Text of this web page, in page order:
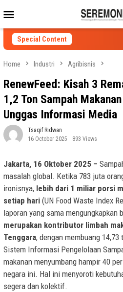
to
contentMenu
Special Content
Home Industri Agribisnis
RenewFeed: Kisah 3
1,2 Ton Sampah
Unggas Informasi Media
Tsaqif Ridwan
16 October 2025
893 Views
Jakarta, 16 Oktober 2025 –
masalah global. Ketika 783 juta
ironisnya, lebih dari 1 miliar porsi
setiap hari (UN Food Waste Index
laporan yang sama mengungkapkan
merupakan kontributor limbah
Tenggara, dengan membuang
Sistem Informasi Pengelolaan
makanan menyumbang hampir 40
negara ini. Hal ini menyoroti
segera dan kolektif.